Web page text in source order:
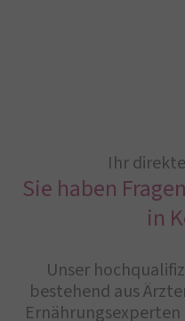
Ihr
Sie haben
in
Unser
bestehend aus